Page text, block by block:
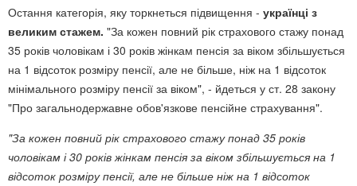
Остання категорія, яку торкнеться підвищення - українці з
великим стажем. "За кожен повний рік страхового стажу понад
35 років чоловікам і 30 років жінкам пенсія за віком збільшується
на 1 відсоток розміру пенсії, але не більше, ніж на 1 відсоток
мінімального розміру пенсії за віком", - йдеться у ст. 28 закону
"Про загальнодержавне обов'язкове пенсійне страхування".
"За кожен повний рік страхового стажу понад 35 років
чоловікам і 30 років жінкам пенсія за віком збільшується на 1
відсоток розміру пенсії, але не більше ніж на 1 відсоток